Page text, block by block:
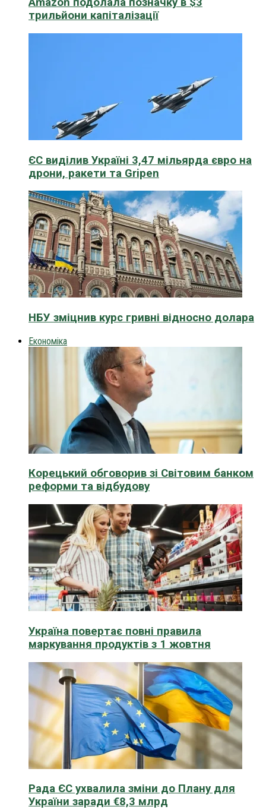
трильйони капіталізації
ЄС виділив Україні 3,47 мільярда євро на
дрони, ракети та Gripen
НБУ зміцнив курс гривні відносно долара
Економіка
Корецький обговорив зі Світовим банком
реформи та відбудову
Україна повертає повні правила
маркування продуктів з 1 жовтня
Рада ЄС ухвалила зміни до Плану для
України заради €8,3 млрд